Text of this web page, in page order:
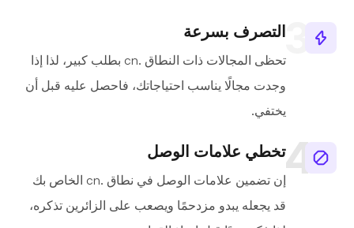
التصرف بسرعة
تحظى المجالات ذات النطاق .cn بطلب كبير، لذا إذا
وجدت مجالًا يناسب احتياجاتك، فاحصل عليه قبل أن
يختفي.
تخطي علامات الوصل
إن تضمين علامات الوصل في نطاق .cn الخاص بك
قد يجعله يبدو مزدحمًا ويصعب على الزائرين تذكره،